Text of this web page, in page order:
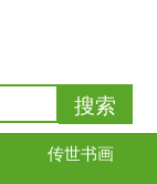
传世书画